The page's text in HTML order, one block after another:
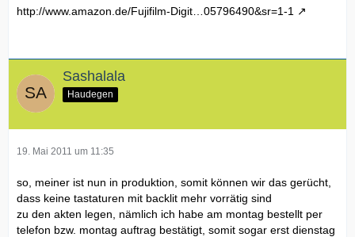
http://www.amazon.de/Fujifilm-Digit…05796490&sr=1-1
Sashalala
Haudegen
19. Mai 2011 um 11:35
so, meiner ist nun in produktion, somit können wir das gerücht,
dass keine tastaturen mit backlit mehr vorrätig sind
zu den akten legen, nämlich ich habe am montag bestellt per
telefon bzw. montag auftrag bestätigt, somit sogar erst dienstag